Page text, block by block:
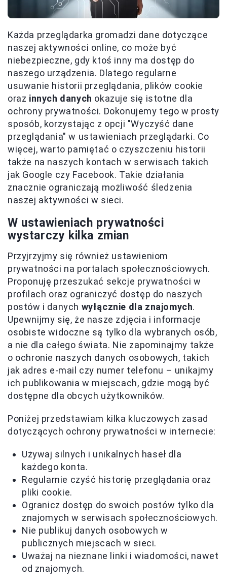
Każda przeglądarka gromadzi dane dotyczące
naszej aktywności online, co może być
niebezpieczne, gdy ktoś inny ma dostęp do
naszego urządzenia. Dlatego regularne
usuwanie historii przeglądania, plików cookie
oraz innych danych okazuje się istotne dla
ochrony prywatności. Dokonujemy tego w prosty
sposób, korzystając z opcji "Wyczyść dane
przeglądania" w ustawieniach przeglądarki. Co
więcej, warto pamiętać o czyszczeniu historii
także na naszych kontach w serwisach takich
jak Google czy Facebook. Takie działania
znacznie ograniczają możliwość śledzenia
naszej aktywności w sieci.
W ustawieniach prywatności
wystarczy kilka zmian
Przyjrzyjmy się również ustawieniom
prywatności na portalach społecznościowych.
Proponuję przeszukać sekcje prywatności w
profilach oraz ograniczyć dostęp do naszych
postów i danych wyłącznie dla znajomych.
Upewnijmy się, że nasze zdjęcia i informacje
osobiste widoczne są tylko dla wybranych osób,
a nie dla całego świata. Nie zapominajmy także
o ochronie naszych danych osobowych, takich
jak adres e-mail czy numer telefonu – unikajmy
ich publikowania w miejscach, gdzie mogą być
dostępne dla obcych użytkowników.
Poniżej przedstawiam kilka kluczowych zasad
dotyczących ochrony prywatności w internecie:
Używaj silnych i unikalnych haseł dla
każdego konta.
Regularnie czyść historię przeglądania oraz
pliki cookie.
Ogranicz dostęp do swoich postów tylko dla
znajomych w serwisach społecznościowych.
Nie publikuj danych osobowych w
publicznych miejscach w sieci.
Uważaj na nieznane linki i wiadomości, nawet
od znajomych.